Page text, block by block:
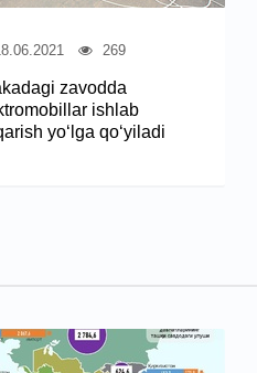
269
zavodda
ishlab
yo‘lga qo‘yiladi